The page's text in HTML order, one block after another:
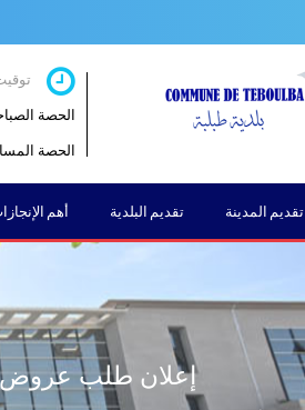
الحصة الصباحية : 08:30
الحصة المسائية : 13:30
إعلان طلب عروض
تقديم المدينة تقديم البلدية أهم